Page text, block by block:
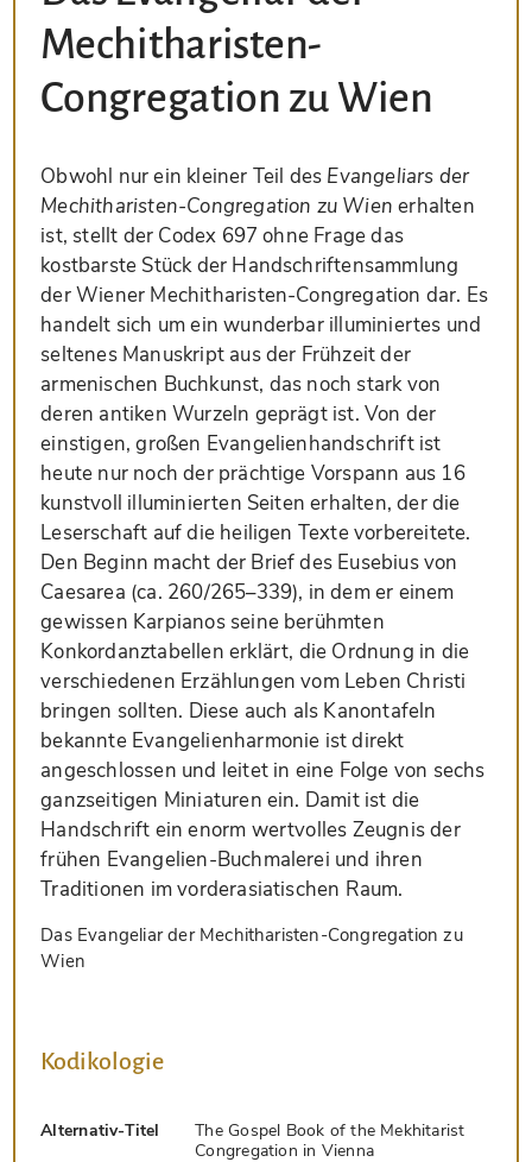
Mechitharisten-
Congregation zu Wien
Obwohl nur ein kleiner Teil des Evangeliars der
Mechitharisten-Congregation zu Wien erhalten
ist, stellt der Codex 697 ohne Frage das
kostbarste Stück der Handschriftensammlung
der Wiener Mechitharisten-Congregation dar. Es
handelt sich um ein wunderbar illuminiertes und
seltenes Manuskript aus der Frühzeit der
armenischen Buchkunst, das noch stark von
deren antiken Wurzeln geprägt ist. Von der
einstigen, großen Evangelienhandschrift ist
heute nur noch der prächtige Vorspann aus 16
kunstvoll illuminierten Seiten erhalten, der die
Leserschaft auf die heiligen Texte vorbereitete.
Den Beginn macht der Brief des Eusebius von
Caesarea (ca. 260/265–339), in dem er einem
gewissen Karpianos seine berühmten
Konkordanztabellen erklärt, die Ordnung in die
verschiedenen Erzählungen vom Leben Christi
bringen sollten. Diese auch als Kanontafeln
bekannte Evangelienharmonie ist direkt
angeschlossen und leitet in eine Folge von sechs
ganzseitigen Miniaturen ein. Damit ist die
Handschrift ein enorm wertvolles Zeugnis der
frühen Evangelien-Buchmalerei und ihren
Traditionen im vorderasiatischen Raum.
Das Evangeliar der Mechitharisten-Congregation zu
Wien
Kodikologie
Alternativ-Titel
The Gospel Book of the Mekhitarist
Congregation in Vienna